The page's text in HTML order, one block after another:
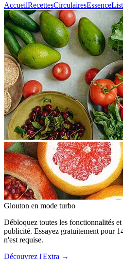
AccueilRecettesCirculairesEssence
Glouton en mode turbo
Débloquez toutes les fonctionnalités
publicité. Essayez gratuitement pour
n'est requise.
Découvrez l'Extra →